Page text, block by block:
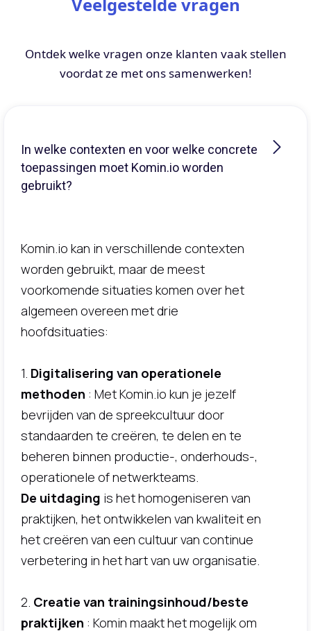
Ontdek welke vragen onze klanten vaak stellen
voordat ze met ons samenwerken!
In welke contexten en voor welke concrete
toepassingen moet Komin.io worden
gebruikt?
Komin.io kan in verschillende contexten
worden gebruikt, maar de meest
voorkomende situaties komen over het
algemeen overeen met drie
hoofdsituaties:
1. Digitalisering van operationele
methoden : Met Komin.io kun je jezelf
bevrijden van de spreekcultuur door
standaarden te creëren, te delen en te
beheren binnen productie-, onderhouds-,
operationele of netwerkteams.
De uitdaging is het homogeniseren van
praktijken, het ontwikkelen van kwaliteit en
het creëren van een cultuur van continue
verbetering in het hart van uw organisatie.
2. Creatie van trainingsinhoud/beste
praktijken : Komin maakt het mogelijk om